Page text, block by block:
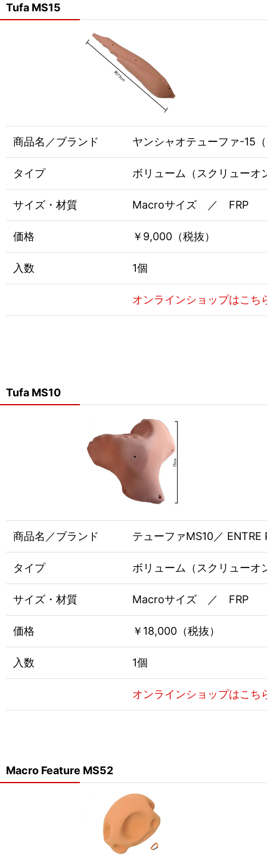
Tufa MS15
商品名／ブランド ヤンシャオテューファ-15
タイプ ボリューム（スクリューオ
サイズ・材質 Macroサイズ ／ FRP
価格 ￥9,000（税抜）
入数 1個
オンラインショップはこち
Tufa MS10
商品名／ブランド テューファMS10／ ENTRE
タイプ ボリューム（スクリューオ
サイズ・材質 Macroサイズ ／ FRP
価格 ￥18,000（税抜）
入数 1個
オンラインショップはこち
Macro Feature MS52